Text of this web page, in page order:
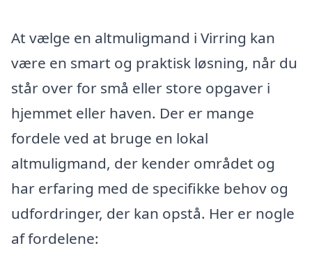
At vælge en altmuligmand i Virring kan
være en smart og praktisk løsning, når du
står over for små eller store opgaver i
hjemmet eller haven. Der er mange
fordele ved at bruge en lokal
altmuligmand, der kender området og
har erfaring med de specifikke behov og
udfordringer, der kan opstå. Her er nogle
af fordelene: